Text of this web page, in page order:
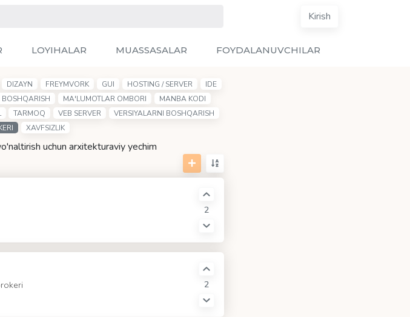
Kirish
LOYIHALAR MUASSASALAR FOYDALANUVCHILAR
DIZAYN FREYMVORK GUI HOSTING / SERVER
IDE
BOSHQARISH MA'LUMOTLAR OMBORI
MANBA KODI
TARMOQ VEB SERVER
VERSIYALARNI BOSHQARISH
XAVFSIZLIK
uchun arxitekturaviy yechim
2
2